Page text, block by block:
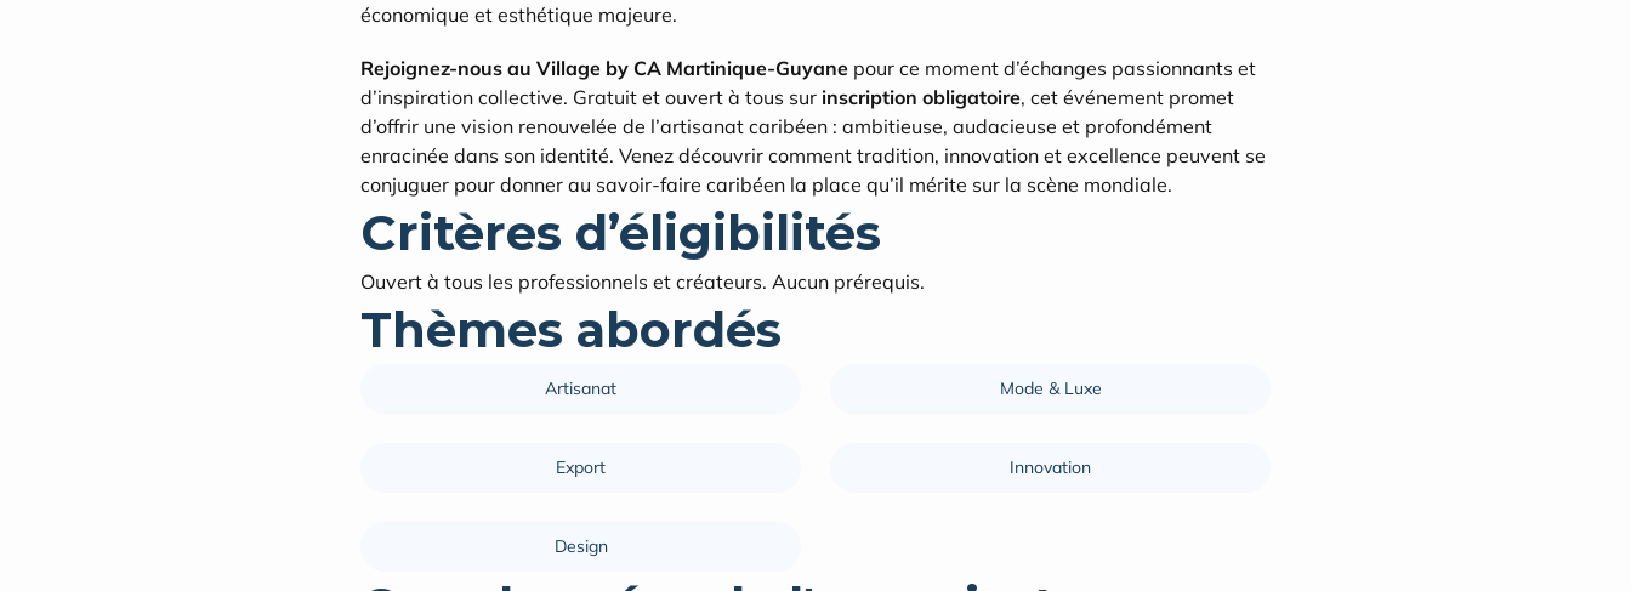
économique et esthétique majeure.
Rejoignez-nous au Village by CA Martinique-Guyane pour ce moment d’échanges passionnants et
d’inspiration collective. Gratuit et ouvert à tous sur inscription obligatoire, cet événement promet
d’offrir une vision renouvelée de l’artisanat caribéen : ambitieuse, audacieuse et profondément
enracinée dans son identité. Venez découvrir comment tradition, innovation et excellence peuvent se
conjuguer pour donner au savoir-faire caribéen la place qu’il mérite sur la scène mondiale.
Critères d’éligibilités
Ouvert à tous les professionnels et créateurs. Aucun prérequis.
Thèmes abordés
Artisanat Mode & Luxe
Export Innovation
Design